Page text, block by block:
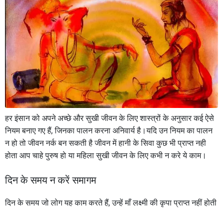
हर इंसान को अपने अच्छे और सुखी जीवन के लिए शास्त्रों के अनुसार कई ऐसे
नियम बनाए गए हैं, जिनका पालन करना अनिवार्य है।यदि उन नियम का पालन
न हो तो जीवन नर्क बन सकती है जीवन में हानी के सिवा कुछ भी प्राप्त नही
होता आप चाहे पुरुष हो या महिला सुखी जीवन के लिए कभी न करे ये काम।
दिन के समय न करें समागम
दिन के समय जो लोग यह काम करते हैं, उन्हें माँ लक्ष्मी की कृपा प्राप्त नहीं होती